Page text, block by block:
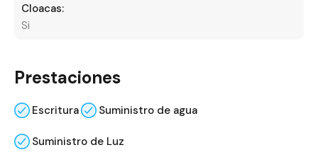
Cloacas:
Si
Prestaciones
Escritura Suministro de agua
Suministro de Luz